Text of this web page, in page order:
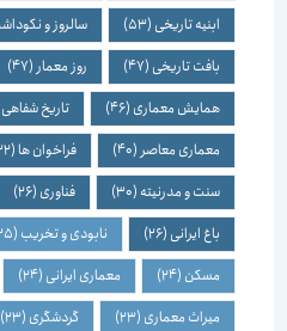
ابنیه تاریخی(53) سالروز و نکوداشت(52)
بافت تاریخی(47) روز معمار(47)
همایش معماری(46) تاریخ شفاهی(41)
معماری معاصر(40) فراخوان ها(32)
سنت و مدرنیته(30) فناوری(26)
باغ ایرانی(26) نابودی و تخریب(25)
مسکن(24) معماری ایرانی(24)
میراث معماری(23) گردشگری(23)